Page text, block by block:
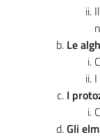
Le
I
Gli